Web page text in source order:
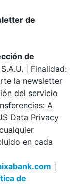
de
de
| Finalidad:
la newsletter
del servicio
A
Data Privacy
en cada
de